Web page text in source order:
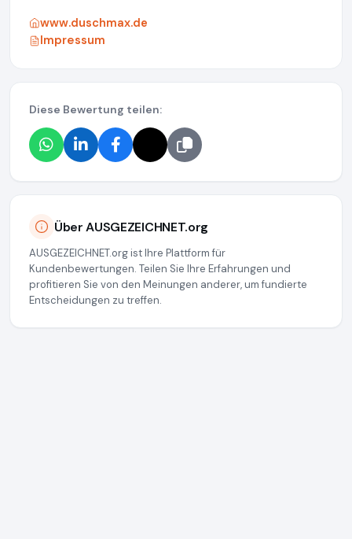
www.duschmax.de
Impressum
Diese Bewertung teilen:
Über AUSGEZEICHNET.org
AUSGEZEICHNET.org ist Ihre Plattform für
Kundenbewertungen. Teilen Sie Ihre Erfahrungen und
profitieren Sie von den Meinungen anderer, um fundierte
Entscheidungen zu treffen.